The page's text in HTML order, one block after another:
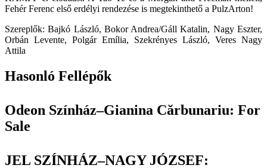
Fehér Ferenc első erdélyi rendezése is megtekinthető a PulzArton!
Szereplők: Bajkó László, Bokor Andrea/Gáll Katalin, Nagy Eszter,
Orbán Levente, Polgár Emília, Szekrényes László, Veres Nagy
Attila
Hasonló Fellépők
Odeon Színház–Gianina Cărbunariu: For
Sale
JEL SZÍNHÁZ–NAGY JÓZSEF: